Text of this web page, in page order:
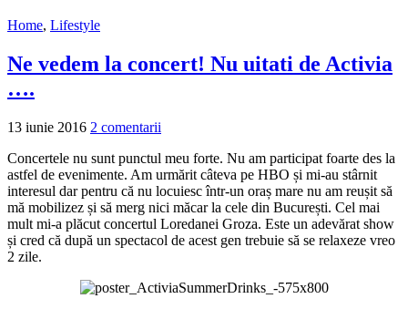
Home, Lifestyle
Ne vedem la concert! Nu uitati de Activia
….
13 iunie 2016 2 comentarii
Concertele nu sunt punctul meu forte. Nu am participat foarte des la
astfel de evenimente. Am urmărit câteva pe HBO și mi-au stârnit
interesul dar pentru că nu locuiesc într-un oraș mare nu am reușit să
mă mobilizez și să merg nici măcar la cele din București. Cel mai
mult mi-a plăcut concertul Loredanei Groza. Este un adevărat show
și cred că după un spectacol de acest gen trebuie să se relaxeze vreo
2 zile.